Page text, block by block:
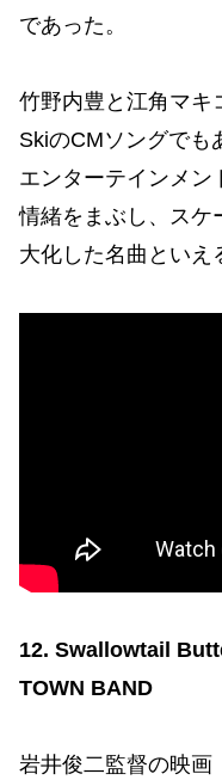
であった。
竹野内豊と江角マキ
SkiのCMソングでも
エンターテインメン
情緒をまぶし、スケ
大化した名曲といえ
12. Swallowtail
TOWN BAND
岩井俊二監督の映画